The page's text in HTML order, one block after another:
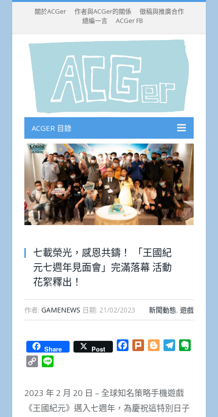
關於ACGer 作者與ACGer的關係
徵稿與推廣合作
總編一言
ACGer FB
ACGER 目錄
七載榮光，感恩共鑄！ 「王國紀
元七週年見面會」完滿落幕 活動
花絮釋出！
作者: GAMENEWS 日期: 21/02/2023 新聞動態, 遊戲
Share Post Facebook
Plurk BloggerTelegram
Copy
2023 年 2 月 20 日 – 全球知名策略手機遊戲
《王國紀元》邁入七週年，為慶祝這特別日子